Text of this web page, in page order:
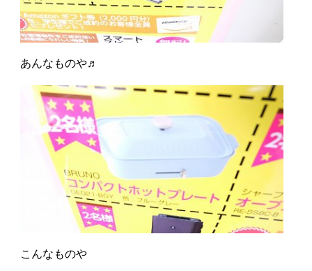
あんなものや♬
こんなものや